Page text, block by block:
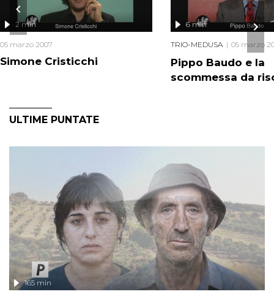
Simone Cristicchi
2 min
05 marzo 2007
Pippo Baudo e la
scommessa da
6 min
TRIO-MEDUSA 05 marzo
ULTIME PUNTATE
165 min